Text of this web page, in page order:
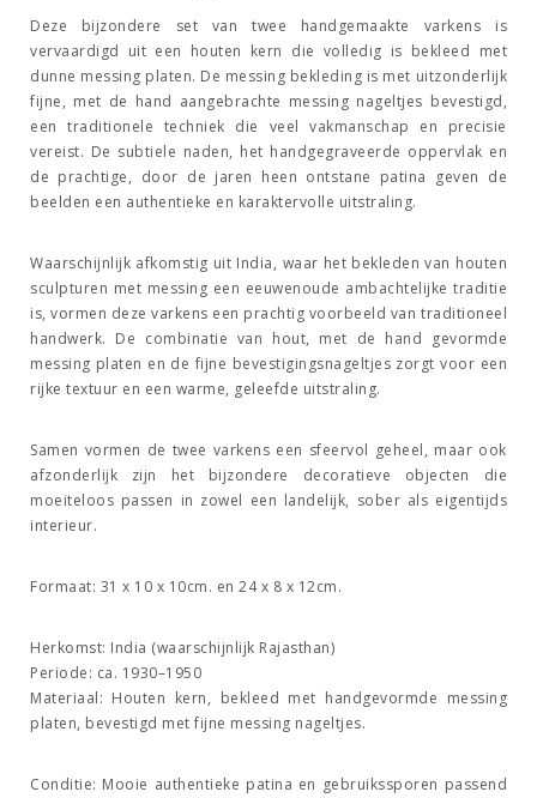
Deze bijzondere set van twee handgemaakte varkens is
vervaardigd uit een houten kern die volledig is bekleed met
dunne messing platen. De messing bekleding is met uitzonderlijk
fijne, met de hand aangebrachte messing nageltjes bevestigd,
een traditionele techniek die veel vakmanschap en precisie
vereist. De subtiele naden, het handgegraveerde oppervlak en
de prachtige, door de jaren heen ontstane patina geven de
beelden een authentieke en karaktervolle uitstraling.
Waarschijnlijk afkomstig uit India, waar het bekleden van houten
sculpturen met messing een eeuwenoude ambachtelijke traditie
is, vormen deze varkens een prachtig voorbeeld van traditioneel
handwerk. De combinatie van hout, met de hand gevormde
messing platen en de fijne bevestigingsnageltjes zorgt voor een
rijke textuur en een warme, geleefde uitstraling.
Samen vormen de twee varkens een sfeervol geheel, maar ook
afzonderlijk zijn het bijzondere decoratieve objecten die
moeiteloos passen in zowel een landelijk, sober als eigentijds
interieur.
Formaat: 31 x 10 x 10cm. en 24 x 8 x 12cm.
Herkomst: India (waarschijnlijk Rajasthan)
Periode: ca. 1930–1950
Materiaal: Houten kern, bekleed met handgevormde messing
platen, bevestigd met fijne messing nageltjes.
Conditie: Mooie authentieke patina en gebruikssporen passend